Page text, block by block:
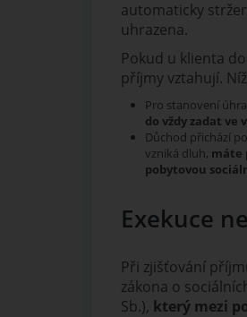
automaticky
uhrazena.
Pokud u klienta
příjmy vztahují.
Pro stanovení
do vždy zadat ve
Důchod přichází
vzniká dluh, máte
pobytovou
Exekuce
Při zjišťování
zákona o
Sb.), který mezi